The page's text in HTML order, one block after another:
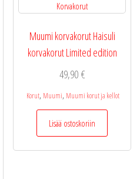
Muumi korvakorut Haisuli
korvakorut Limited edition
49,90 €
Korut, Muumi, Muumi korut ja kellot
Lisää ostoskoriin